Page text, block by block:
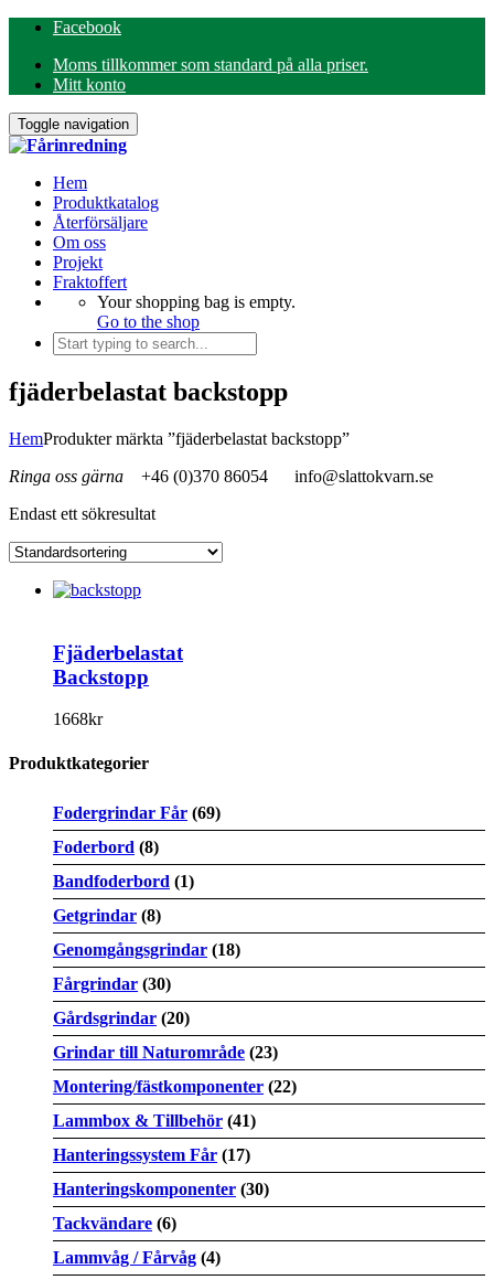
Facebook
Moms tillkommer som standard på alla priser.
Mitt konto
Toggle navigation
Hem
Produktkatalog
Återförsäljare
Om oss
Projekt
Fraktoffert
Your shopping bag is empty.
Go to the shop
fjäderbelastat backstopp
HemProdukter märkta ”fjäderbelastat backstopp”
Ringa oss gärna
+46 (0)370 86054
info@slattokvarn.se
Endast ett sökresultat
Fjäderbelastat
Backstopp
1668kr
Produktkategorier
Fodergrindar Får (69)
Foderbord (8)
Bandfoderbord (1)
Getgrindar (8)
Genomgångsgrindar (18)
Fårgrindar (30)
Gårdsgrindar (20)
Grindar till Naturområde (23)
Montering/fästkomponenter (22)
Lammbox & Tillbehör (41)
Hanteringssystem Får (17)
Hanteringskomponenter (30)
Tackvändare (6)
Lammvåg / Fårvåg (4)